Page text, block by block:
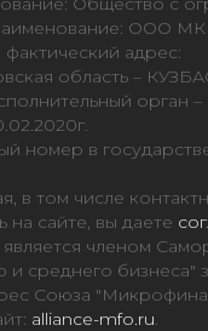
ООО
адрес:
область –
орган
номер в
в том числе
на сайте, вы даете
членом
и среднего
Союза
alliance-mfo.ru.